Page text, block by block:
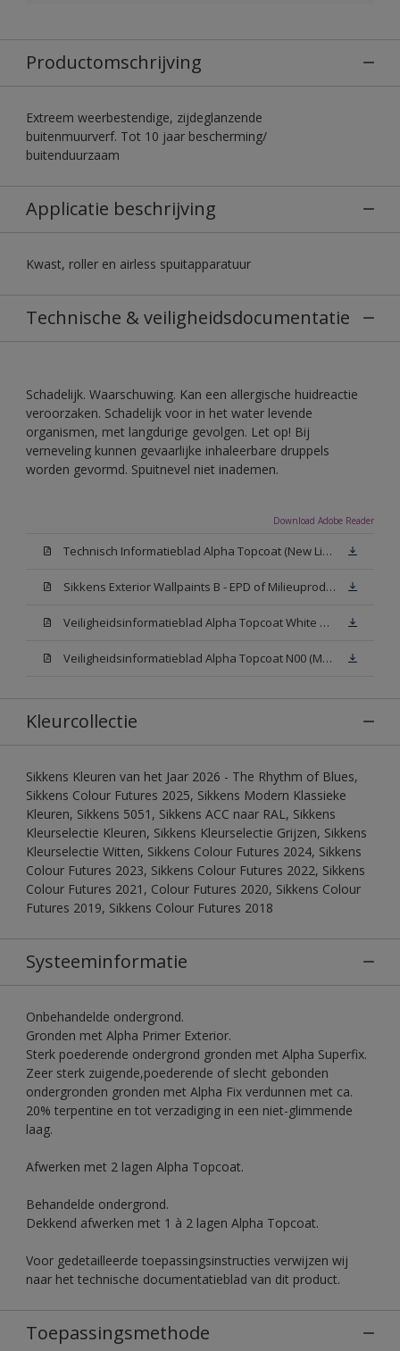
Productomschrijving
Extreem weerbestendige, zijdeglanzende
buitenmuurverf. Tot 10 jaar bescherming/
buitenduurzaam
Applicatie beschrijving
Kwast, roller en airless spuitapparatuur
Technische & veiligheidsdocumentatie
Schadelijk. Waarschuwing. Kan een allergische huidreactie
veroorzaken. Schadelijk voor in het water levende
organismen, met langdurige gevolgen. Let op! Bij
verneveling kunnen gevaarlijke inhaleerbare druppels
worden gevormd. Spuitnevel niet inademen.
Download Adobe Reader
Technisch Informatieblad Alpha Topcoat (New Livery) (PDF)
Sikkens Exterior Wallpaints B - EPD of Milieuproductverklaring
Veiligheidsinformatieblad Alpha Topcoat White W05 (MSDS)
Veiligheidsinformatieblad Alpha Topcoat N00 (MSDS)
Kleurcollectie
Sikkens Kleuren van het Jaar 2026 - The Rhythm of Blues,
Sikkens Colour Futures 2025, Sikkens Modern Klassieke
Kleuren, Sikkens 5051, Sikkens ACC naar RAL, Sikkens
Kleurselectie Kleuren, Sikkens Kleurselectie Grijzen, Sikkens
Kleurselectie Witten, Sikkens Colour Futures 2024, Sikkens
Colour Futures 2023, Sikkens Colour Futures 2022, Sikkens
Colour Futures 2021, Colour Futures 2020, Sikkens Colour
Futures 2019, Sikkens Colour Futures 2018
Systeeminformatie
Onbehandelde ondergrond.
Gronden met Alpha Primer Exterior.
Sterk poederende ondergrond gronden met Alpha Superfix.
Zeer sterk zuigende,poederende of slecht gebonden
ondergronden gronden met Alpha Fix verdunnen met ca.
20% terpentine en tot verzadiging in een niet-glimmende
laag.
Afwerken met 2 lagen Alpha Topcoat.
Behandelde ondergrond.
Dekkend afwerken met 1 à 2 lagen Alpha Topcoat.
Voor gedetailleerde toepassingsinstructies verwijzen wij
naar het technische documentatieblad van dit product.
Toepassingsmethode